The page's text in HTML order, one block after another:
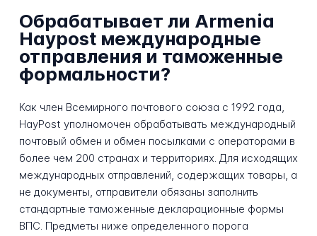
Обрабатывает ли Armenia
Haypost международные
отправления и таможенные
формальности?
Как член Всемирного почтового союза с 1992 года,
HayPost уполномочен обрабатывать международный
почтовый обмен и обмен посылками с операторами в
более чем 200 странах и территориях. Для исходящих
международных отправлений, содержащих товары, а
не документы, отправители обязаны заполнить
стандартные таможенные декларационные формы
ВПС. Предметы ниже определенного порога